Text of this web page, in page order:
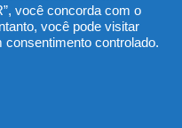
SE - DTIC
você concorda com o
você pode visitar
controlado.